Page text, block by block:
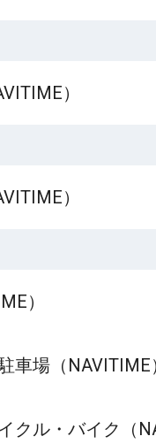
）
）
）
車場（NAVITIME
クル・バイク（